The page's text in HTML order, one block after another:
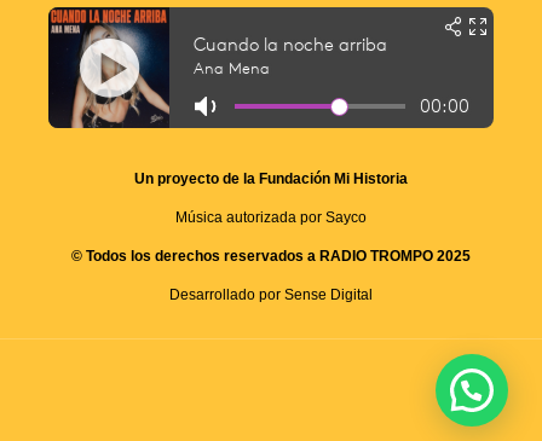
Un proyecto de la Fundación Mi Historia
Música autorizada por Sayco
© Todos los derechos reservados a RADIO TROMPO 2025
Desarrollado por Sense Digital